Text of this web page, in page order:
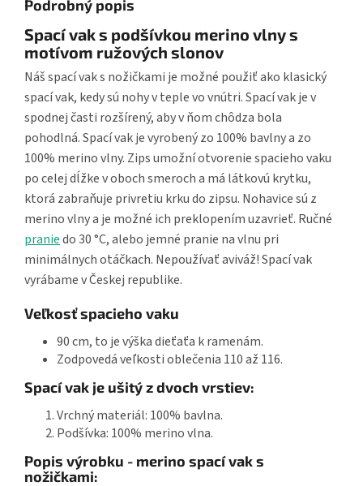
Podrobný popis
Spací vak s podšívkou merino vlny s
motívom ružových slonov
Náš spací vak s nožičkami je možné použiť ako klasický
spací vak, kedy sú nohy v teple vo vnútri. Spací vak je v
spodnej časti rozšírený, aby v ňom chôdza bola
pohodlná. Spací vak je vyrobený zo 100% bavlny a zo
100% merino vlny. Zips umožní otvorenie spacieho vaku
po celej dĺžke v oboch smeroch a má látkovú krytku,
ktorá zabraňuje privretiu krku do zipsu. Nohavice sú z
merino vlny a je možné ich preklopením uzavrieť. Ručné
praniedo 30 °C, alebo jemné pranie na vlnu pri
minimálnych otáčkach. Nepoužívať aviváž! Spací vak
vyrábame v Českej republike.
Veľkosť spacieho vaku
90 cm, to je výška dieťaťa k ramenám.
Zodpovedá veľkosti oblečenia 110 až 116.
Spací vak je ušitý z dvoch vrstiev:
Vrchný materiál: 100% bavlna.
Podšívka: 100% merino vlna.
Popis výrobku - merino spací vak s
nožičkami: